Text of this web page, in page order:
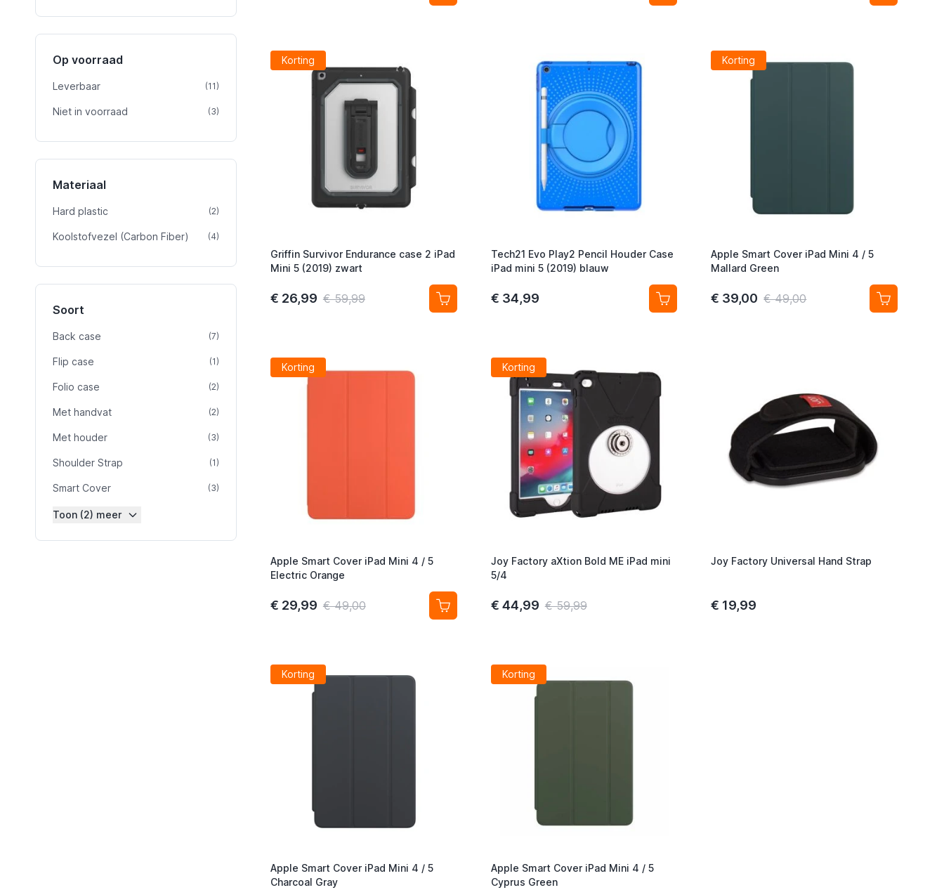
Op voorraad
Leverbaar (11)product
Niet in voorraad (3)product
Materiaal
Hard plastic (2)product
Koolstofvezel (Carbon Fiber) (4)product
Soort
Back case (7)product
Flip case (1)product
Folio case (2)product
Met handvat (2)product
Met houder (3)product
Shoulder Strap (1)product
Smart Cover (3)product
Toon (2) meer
Korting
Griffin Survivor Endurance case 2 iPad
Mini 5 (2019) zwart
€ 26,99 € 59,99
Tech21 Evo Play2 Pencil Houder Case
iPad mini 5 (2019) blauw
€ 34,99
Korting
Apple Smart Cover iPad Mini 4 / 5
Mallard Green
€ 39,00 € 49,00
Korting
Apple Smart Cover iPad Mini 4 / 5
Electric Orange
€ 29,99 € 49,00
Korting
Joy Factory aXtion Bold ME iPad mini
5/4
€ 44,99 € 59,99
Joy Factory Universal Hand Strap
€ 19,99
Korting
Apple Smart Cover iPad Mini 4 / 5
Charcoal Gray
Korting
Apple Smart Cover iPad Mini 4 / 5
Cyprus Green